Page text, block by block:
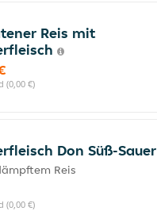
Reis mit
(0,00 €)
Don Süß-Sauer
Reis
(0,00 €)